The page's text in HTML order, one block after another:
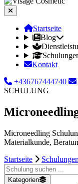
Startseite
Blog
Kontakt
+436767444740
SCHULUNG
Microneedling
Materialkunde,
Startseite
Schulungen
Schulung suchen
Kategorien